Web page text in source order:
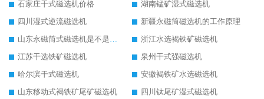
石家庄干式磁选机价格
湖南锰矿湿式磁选机
四川湿式逆流磁选机
新疆永磁筒磁选机的工作原理
山东永磁筒式磁选机是不是强磁
浙江水选褐铁矿磁选机
江苏干选铁矿磁选机
泉州干式强磁选机
哈尔滨干式磁选机
安徽褐铁矿水选磁选机
山东移动式褐铁矿尾矿磁选机
四川钛尾矿湿式磁选机